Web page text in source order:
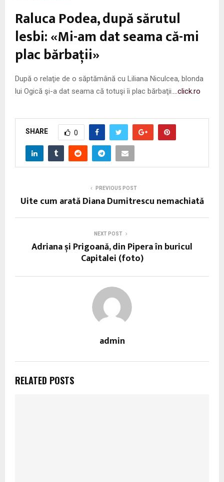
Raluca Podea, după sărutul
lesbi: «Mi-am dat seama că-mi
plac bărbaţii»
După o relaţie de o săptămână cu Liliana Niculcea, blonda
lui Ogică şi-a dat seama că totuşi îi plac bărbaţii.
…click.ro
SHARE 0
PREVIOUS POST
Uite cum arată Diana Dumitrescu nemachiată
NEXT POST
Adriana și Prigoană, din Pipera în buricul
Capitalei (foto)
admin
RELATED POSTS